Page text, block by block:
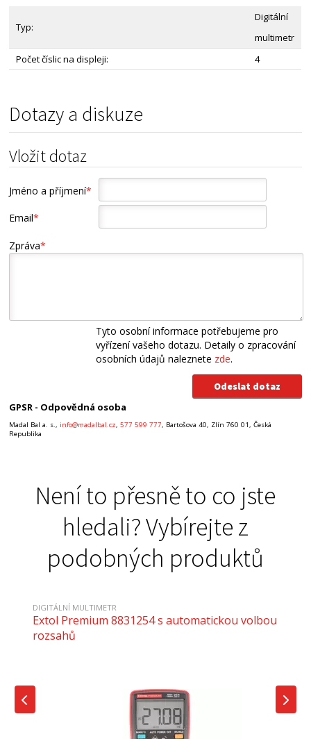
Typ:
Digitální
multimetr
Počet číslic na displeji:
4
Dotazy a diskuze
Vložit dotaz
Jméno a příjmení*
Email*
Zpráva*
Tyto osobní informace potřebujeme pro
vyřízení vašeho dotazu. Detaily o zpracování
osobních údajů naleznete zde.
GPSR - Odpovědná osoba
Madal Bal a. s., info@madalbal.cz,577 599 777, Bartošova 40, Zlín 760 01, Česká
Republika
Není to přesně to co jste
hledali? Vybírejte z
podobných produktů
DIGITÁLNÍ MULTIMETR
Extol Premium 8831254 s automatickou volbou
rozsahů